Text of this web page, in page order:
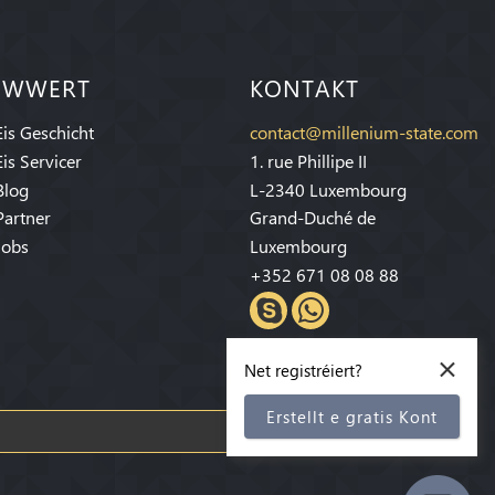
Geschicht
Servicer
KONTAKT
contact@millenium-state.com
1. rue Phillipe II
L-2340 Luxembourg
Grand-Duché de
Luxembourg
+352 671 08 08 88
Abonnéiert Iech
×
Net registréiert?
Erstellt e gratis Kont